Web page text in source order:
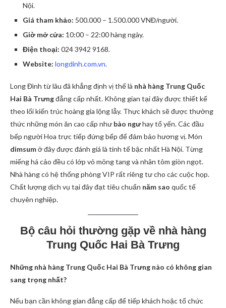
Nội.
Giá tham khảo: 500.000 – 1.500.000 VNĐ/người.
Giờ mở cửa: 10:00 – 22:00 hàng ngày.
Điện thoại: 024 3942 9168.
Website: longdinh.com.vn.
Long Đình từ lâu đã khẳng định vị thế là nhà hàng Trung Quốc
Hai Bà Trưngđẳng cấp nhất. Không gian tại đây được thiết kế
theo lối kiến trúc hoàng gia lộng lẫy. Thực khách sẽ được thưởng
thức những món ăn cao cấp như bào ngưhay tổ yến. Các đầu
bếp người Hoa trực tiếp đứng bếp để đảm bảo hương vị. Món
dimsumở đây được đánh giá là tinh tế bậc nhất Hà Nội. Từng
miếng há cảo đều có lớp vỏ mỏng tang và nhân tôm giòn ngọt.
Nhà hàng có hệ thống phòng VIP rất riêng tư cho các cuộc họp.
Chất lượng dịch vụ tại đây đạt tiêu chuẩn năm sao quốc tế
chuyên nghiệp.
Bộ câu hỏi thường gặp về nhà hàng
Trung Quốc Hai Bà Trưng
Những nhà hàng Trung Quốc Hai Bà Trưng nào có không gian
sang trọng nhất?
Nếu bạn cần không gian đẳng cấp để tiếp khách hoặc tổ chức